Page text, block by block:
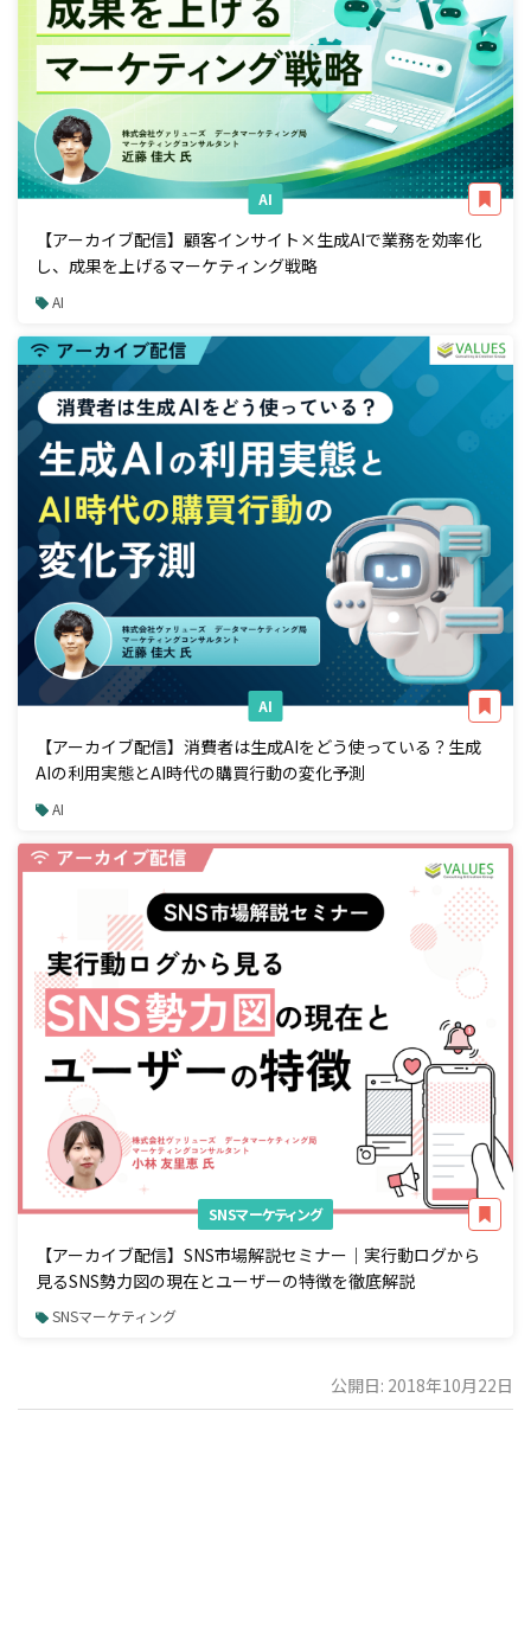
AI
【アーカイブ配信】顧客インサイト×生成AIで業務を効率化
し、成果を上げるマーケティング戦略
AI
AI
【アーカイブ配信】消費者は生成AIをどう使っている？生成
AIの利用実態とAI時代の購買行動の変化予測
AI
SNSマーケティング
【アーカイブ配信】SNS市場解説セミナー｜実行動ログから
見るSNS勢力図の現在とユーザーの特徴を徹底解説
SNSマーケティング
公開日: 2018年10月22日